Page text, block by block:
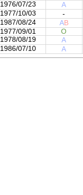
1976/07/23
A
1977/10/03
-
1987/08/24 AB
1977/09/01
O
1978/08/19
A
1986/07/10 A